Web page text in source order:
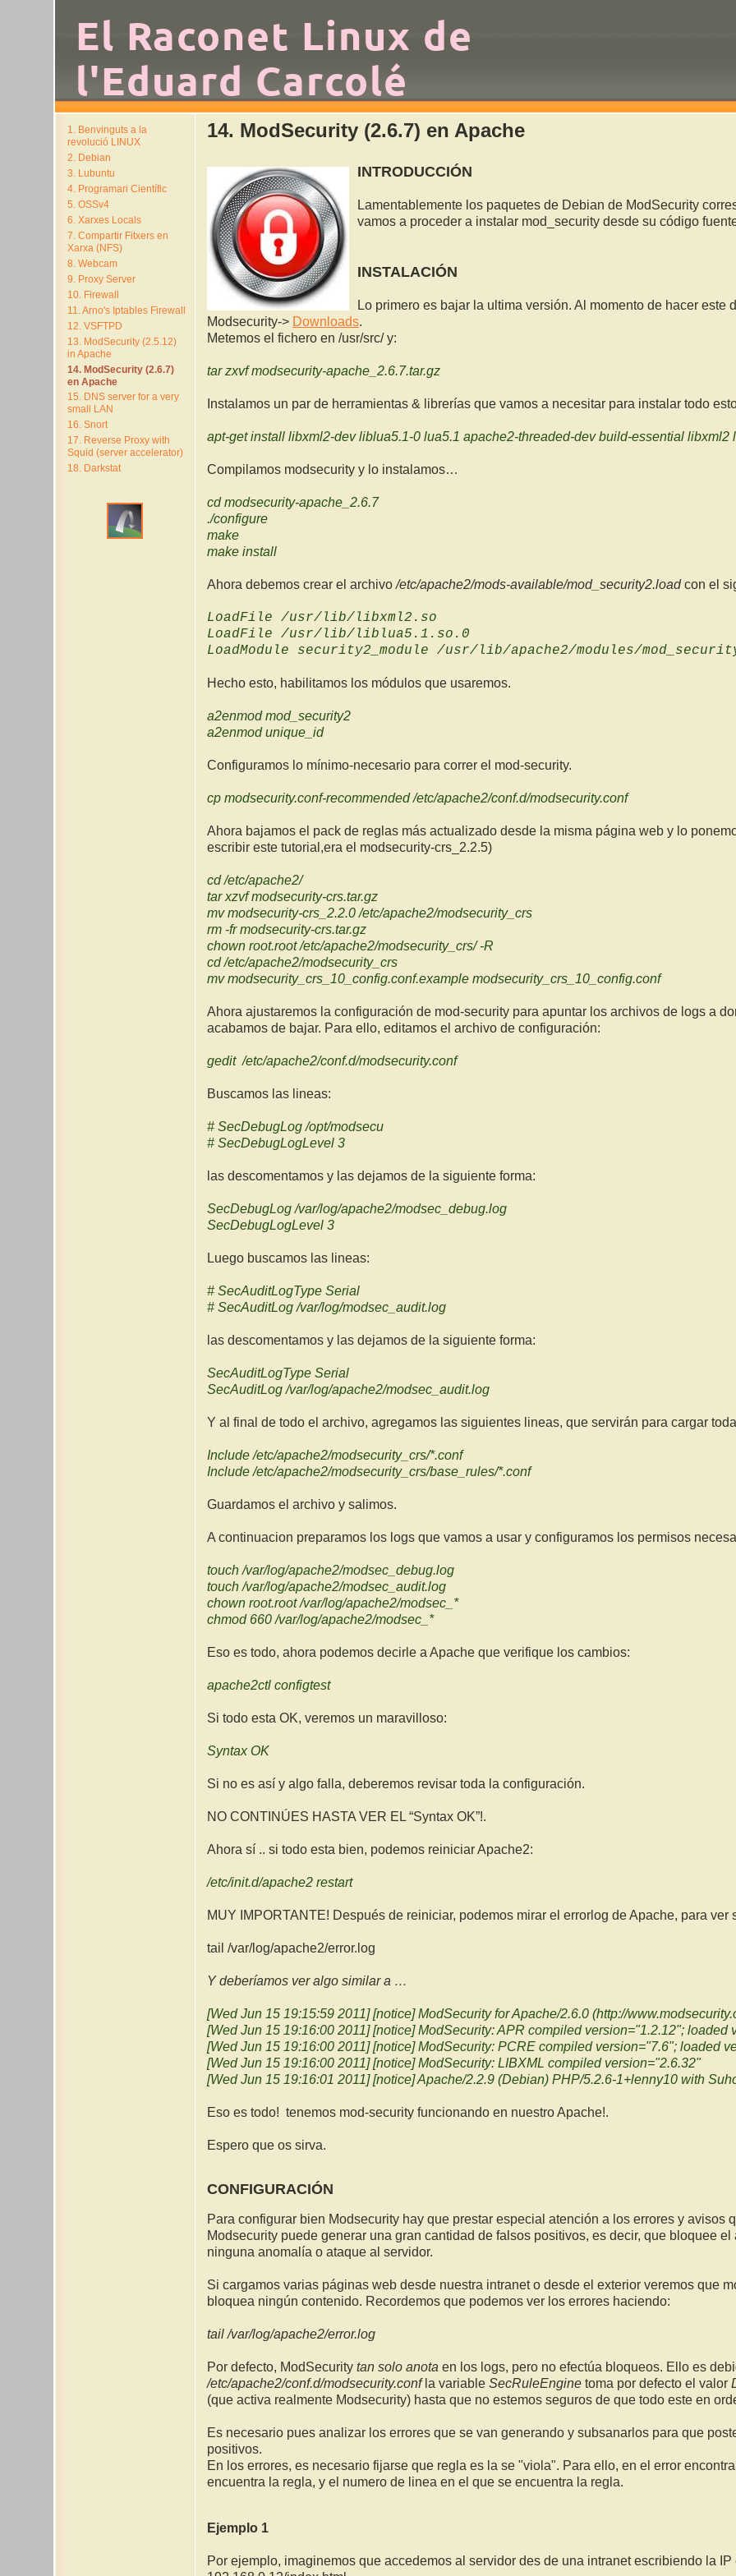
El Raconet Linux de
l'Eduard Carcolé
1. Benvinguts a la
revolució LINUX
2. Debian
3. Lubuntu
4. Programari Científic
5. OSSv4
6. Xarxes Locals
7. Compartir Fitxers en
Xarxa (NFS)
8. Webcam
9. Proxy Server
10. Firewall
11. Arno's Iptables Firewall
12. VSFTPD
13. ModSecurity (2.5.12)
in Apache
14. ModSecurity (2.6.7)
en Apache
15. DNS server for a very
small LAN
16. Snort
17. Reverse Proxy with
Squid (server accelerator)
18. Darkstat
14. ModSecurity (2.6.7) en Apache
INTRODUCCIÓN
Lamentablemente los paquetes de Debian de ModSecurity
vamos a proceder a instalar mod_security desde su código
INSTALACIÓN
Lo primero es bajar la ultima versión. Al momento de hacer este
Modsecurity-> Downloads.
Metemos el fichero en /usr/src/ y:
tar zxvf modsecurity-apache_2.6.7.tar.gz
Instalamos un par de herramientas & librerías que vamos a necesitar para instalar todo
apt-get install libxml2-dev liblua5.1-0 lua5.1 apache2-threaded-dev build-essential
Compilamos modsecurity y lo instalamos…
cd modsecurity-apache_2.6.7
./configure
make
make install
Ahora debemos crear el archivo/etc/apache2/mods-available/mod_security2.loadcon el
LoadFile /usr/lib/libxml2.so
LoadFile /usr/lib/liblua5.1.so.0
LoadModule security2_module /usr/lib/apache2/modules/
Hecho esto, habilitamos los módulos que usaremos.
a2enmod mod_security2
a2enmod unique_id
Configuramos lo mínimo-necesario para correr el mod-security.
cp modsecurity.conf-recommended /etc/apache2/conf.d/modsecurity.conf
Ahora bajamos el pack de reglas más actualizado desde la misma página web y lo
escribir este tutorial,era el modsecurity-crs_2.2.5)
cd /etc/apache2/
tar xzvf modsecurity-crs.tar.gz
mv modsecurity-crs_2.2.0 /etc/apache2/modsecurity_crs
rm -fr modsecurity-crs.tar.gz
chown root.root /etc/apache2/modsecurity_crs/ -R
cd /etc/apache2/modsecurity_crs
mv modsecurity_crs_10_config.conf.example modsecurity_crs_10_config.conf
Ahora ajustaremos la configuración de mod-security para apuntar los archivos de logs a
acabamos de bajar. Para ello, editamos el archivo de configuración:
gedit /etc/apache2/conf.d/modsecurity.conf
Buscamos las lineas:
# SecDebugLog /opt/modsecu
# SecDebugLogLevel 3
las descomentamos y las dejamos de la siguiente forma:
SecDebugLog /var/log/apache2/modsec_debug.log
SecDebugLogLevel 3
Luego buscamos las lineas:
# SecAuditLogType Serial
# SecAuditLog /var/log/modsec_audit.log
las descomentamos y las dejamos de la siguiente forma:
SecAuditLogType Serial
SecAuditLog /var/log/apache2/modsec_audit.log
Y al final de todo el archivo, agregamos las siguientes lineas, que servirán para cargar
Include /etc/apache2/modsecurity_crs/*.conf
Include /etc/apache2/modsecurity_crs/base_rules/*.conf
Guardamos el archivo y salimos.
A continuacion preparamos los logs que vamos a usar y configuramos los permisos
touch /var/log/apache2/modsec_debug.log
touch /var/log/apache2/modsec_audit.log
chown root.root /var/log/apache2/modsec_*
chmod 660 /var/log/apache2/modsec_*
Eso es todo, ahora podemos decirle a Apache que verifique los cambios:
apache2ctl configtest
Si todo esta OK, veremos un maravilloso:
Syntax OK
Si no es así y algo falla, deberemos revisar toda la configuración.
NO CONTINÚES HASTA VER EL “Syntax OK”!.
Ahora sí .. si todo esta bien, podemos reiniciar Apache2:
/etc/init.d/apache2 restart
MUY IMPORTANTE! Después de reiniciar, podemos mirar el errorlog de Apache, para ver
tail /var/log/apache2/error.log
Y deberíamos ver algo similar a …
[Wed Jun 15 19:15:59 2011] [notice] ModSecurity for Apache/2.6.0 (http://
[Wed Jun 15 19:16:00 2011] [notice] ModSecurity: APR compiled version="1.2.12"; loaded
[Wed Jun 15 19:16:00 2011] [notice] ModSecurity: PCRE compiled version="7.6"; loaded
[Wed Jun 15 19:16:00 2011] [notice] ModSecurity: LIBXML compiled version="2.6.32"
[Wed Jun 15 19:16:01 2011] [notice] Apache/2.2.9 (Debian) PHP/5.2.6-1+lenny10 with
Eso es todo! tenemos mod-security funcionando en nuestro Apache!.
Espero que os sirva.
CONFIGURACIÓN
Para configurar bien Modsecurity hay que prestar especial atención a los errores y avisos
Modsecurity puede generar una gran cantidad de falsos positivos, es decir, que bloquee
ninguna anomalía o ataque al servidor.
Si cargamos varias páginas web desde nuestra intranet o desde el exterior veremos que
bloquea ningún contenido. Recordemos que podemos ver los errores haciendo:
tail /var/log/apache2/error.log
Por defecto, ModSecurity tan solo anotaen los logs, pero no efectúa bloqueos. Ello es
/etc/apache2/conf.d/modsecurity.confla variableSecRuleEngine toma por defecto el valor
(que activa realmente Modsecurity) hasta que no estemos seguros de que todo este en
Es necesario pues analizar los errores que se van generando y subsanarlos para que
positivos.
En los errores, es necesario fijarse que regla es la se "viola". Para ello, en el error
encuentra la regla, y el numero de linea en el que se encuentra la regla.
Ejemplo 1
Por ejemplo, imaginemos que accedemos al servidor des de una intranet escribiendo la